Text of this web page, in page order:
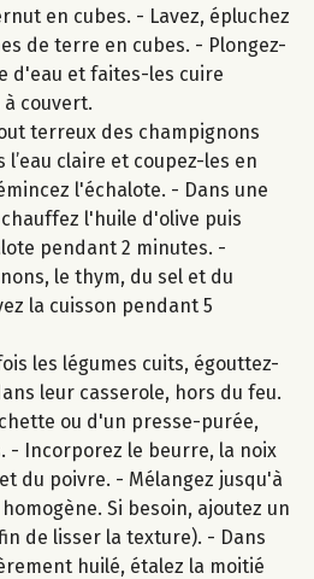
en cubes. - Lavez, épluchez
de terre en cubes. - Plongez-
d'eau et faites-les cuire
couvert.
terreux des champignons
l’eau claire et coupez-les en
l'échalote. - Dans une
l'huile d'olive puis
pendant 2 minutes. -
le thym, du sel et du
la cuisson pendant 5
les légumes cuits, égouttez-
leur casserole, hors du feu.
ou d'un presse-purée,
- Incorporez le beurre, la noix
du poivre. - Mélangez jusqu'à
Si besoin, ajoutez un
de lisser la texture). - Dans
huilé, étalez la moitié